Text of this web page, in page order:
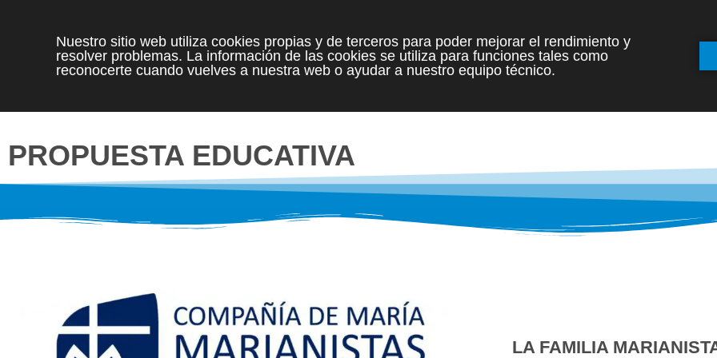
INICIO
PROPUESTA EDUCATIVA
LA FAMILIA
Nuestro sitio web utiliza cookies propias y de terceros para poder mejorar el rendimiento y
resolver problemas. La información de las cookies se utiliza para funciones tales como
reconocerte cuando vuelves a nuestra web o ayudar a nuestro equipo técnico.